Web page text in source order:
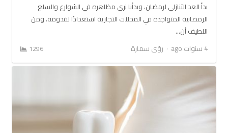
بدأ العد التنازلي لرمضان، وبدأنا نرى مظاهره في الشوارع والسلع
الرمضانية المتواجدة في المحلات التجارية استعدادًا لقدومه. ومن
اللطيف أن…
4 سنوات ago
Author
رؤى سمارة 1296